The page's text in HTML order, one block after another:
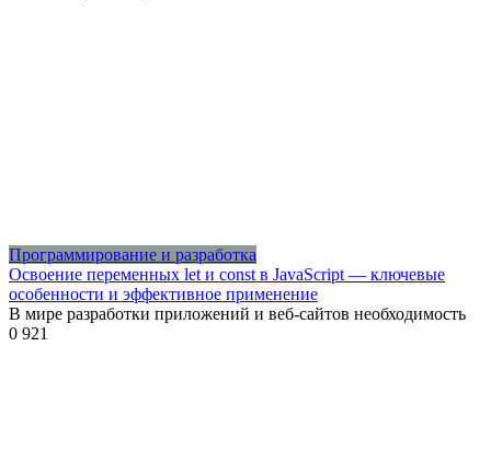
Программирование и разработка
Освоение переменных let и const в JavaScript — ключевые
особенности и эффективное применение
В мире разработки приложений и веб-сайтов необходимость
0 921